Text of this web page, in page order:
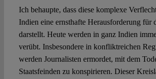
Ich behaupte, dass diese komplexe
Indien eine ernsthafte Herausforderung
darstellt. Heute werden in ganz Indien
verübt. Insbesondere in konfliktreichen
werden Journalisten ermordet, mit dem
Staatsfeinden zu konspirieren. Dieser